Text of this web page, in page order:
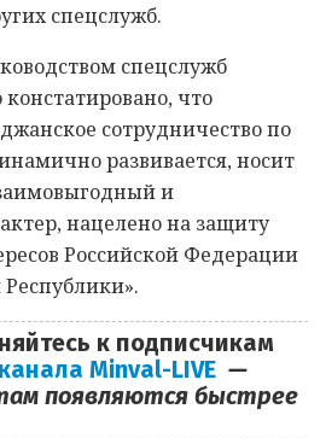
спецслужб.
спецслужб
что
сотрудничество по
развивается, носит
и
нацелено на защиту
Российской Федерации
к подписчикам
Minval-LIVE —
появляются быстрее